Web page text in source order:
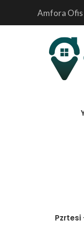
Amfora Ofis
Pzrtesi